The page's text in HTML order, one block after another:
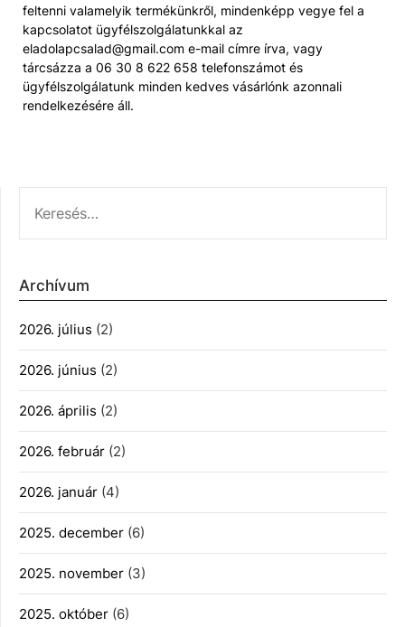
feltenni valamelyik termékünkről, mindenképp vegye fel a
kapcsolatot ügyfélszolgálatunkkal az
eladolapcsalad@gmail.com e-mail címre írva, vagy
tárcsázza a 06 30 8 622 658 telefonszámot és
ügyfélszolgálatunk minden kedves vásárlónk azonnali
rendelkezésére áll.
Archívum
2026. július (2)
2026. június (2)
2026. április (2)
2026. február (2)
2026. január (4)
2025. december (6)
2025. november (3)
2025. október (6)